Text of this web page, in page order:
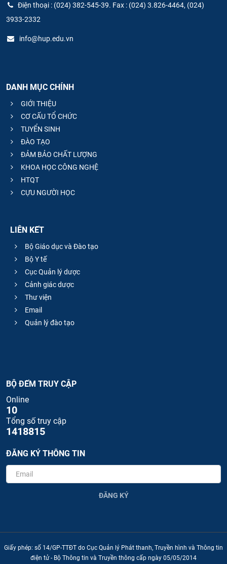
Điện thoại : (024) 382-545-39. Fax : (024) 3.826-4464, (024)
3933-2332
info@hup.edu.vn
DANH MỤC CHÍNH
GIỚI THIỆU
CƠ CẤU TỔ CHỨC
TUYỂN SINH
ĐÀO TẠO
ĐẢM BẢO CHẤT LƯỢNG
KHOA HỌC CÔNG NGHỆ
HTQT
CỰU NGƯỜI HỌC
LIÊN KẾT
Bộ Giáo dục và Đào tạo
Bộ Y tế
Cục Quản lý dược
Cảnh giác dược
Thư viện
Email
Quản lý đào tạo
BỘ ĐẾM TRUY CẬP
Online
10
Tổng số truy cập
1418815
ĐĂNG KÝ THÔNG TIN
ĐĂNG KÝ
Giấy phép: số 14/GP-TTĐT do Cục Quản lý Phát thanh, Truyền hình và Thông tin
điện tử - Bộ Thông tin và Truyền thông cấp ngày 05/05/2014